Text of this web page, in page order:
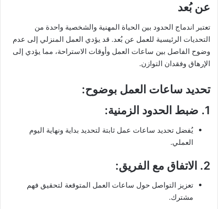
عن بُعد
تعتبر اندماج الحدود بين الحياة المهنية والشخصية واحدة من
التحديات الرئيسية للعمل عن بُعد. قد يؤدي العمل المنزلي إلى عدم
وضوح الفاصل بين ساعات العمل وأوقات الاستراحة، مما يؤدي إلى
الإرهاق وفقدان التوازن.
تحديد ساعات العمل بوضوح:
1. ضبط الحدود الزمنية:
يُفضل تحديد ساعات عمل ثابتة لتحديد بداية ونهاية اليوم
العملي.
2. الاتفاق مع الفريق:
تعزيز التواصل حول ساعات العمل المتوقعة لتحقيق فهم
مشترك.